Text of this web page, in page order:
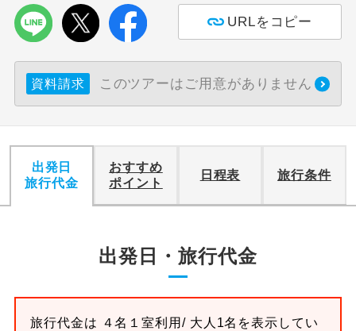
URLをコピー
資料請求 このツアーはご用意がありません
出発日
旅行代金
おすすめ
ポイント
日程表 旅行条件
出発日・旅行代金
旅行代金は ４名１室利用/ 大人1名を表示してい